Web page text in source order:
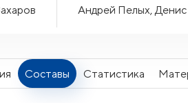
Андрей Пелых,
Составы Статистика